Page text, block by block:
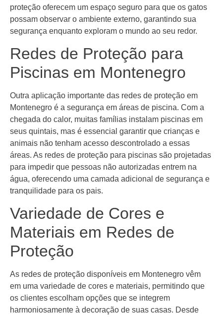
proteção oferecem um espaço seguro para que os gatos
possam observar o ambiente externo, garantindo sua
segurança enquanto exploram o mundo ao seu redor.
Redes de Proteção para
Piscinas em Montenegro
Outra aplicação importante das redes de proteção em
Montenegro é a segurança em áreas de piscina. Com a
chegada do calor, muitas famílias instalam piscinas em
seus quintais, mas é essencial garantir que crianças e
animais não tenham acesso descontrolado a essas
áreas. As redes de proteção para piscinas são projetadas
para impedir que pessoas não autorizadas entrem na
água, oferecendo uma camada adicional de segurança e
tranquilidade para os pais.
Variedade de Cores e
Materiais em Redes de
Proteção
As redes de proteção disponíveis em Montenegro vêm
em uma variedade de cores e materiais, permitindo que
os clientes escolham opções que se integrem
harmoniosamente à decoração de suas casas. Desde